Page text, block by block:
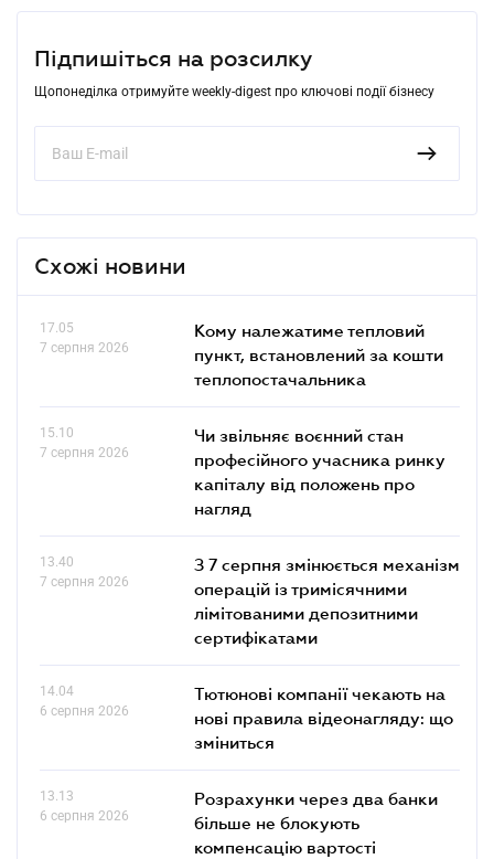
Підпишіться на розсилку
Щопонеділка отримуйте weekly-digest про ключові події бізнесу
Схожі новини
17.05
7 серпня 2026
Кому належатиме тепловий
пункт, встановлений за кошти
теплопостачальника
15.10
7 серпня 2026
Чи звільняє воєнний стан
професійного учасника ринку
капіталу від положень про
нагляд
13.40
7 серпня 2026
З 7 серпня змінюється механізм
операцій із тримісячними
лімітованими депозитними
сертифікатами
14.04
6 серпня 2026
Тютюнові компанії чекають на
нові правила відеонагляду: що
зміниться
13.13
6 серпня 2026
Розрахунки через два банки
більше не блокують
компенсацію вартості